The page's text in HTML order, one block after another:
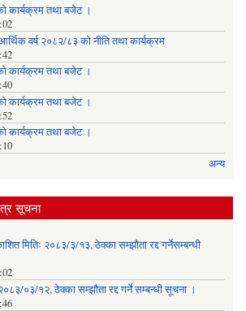
कार्यक्रम तथा बजेट ।
वर्ष २०८२/८३ को नीति तथा कार्यक्रम
कार्यक्रम तथा बजेट ।
कार्यक्रम तथा बजेट ।
कार्यक्रम तथा बजेट ।
अन्य
सूचना
मितिः २०८३/३/१३, ठेक्का सम्झौता रद्द गर्नेसम्बन्धी
०३/१२, ठेक्का सम्झौता रद्द गर्ने सम्बन्धी सूचना ।